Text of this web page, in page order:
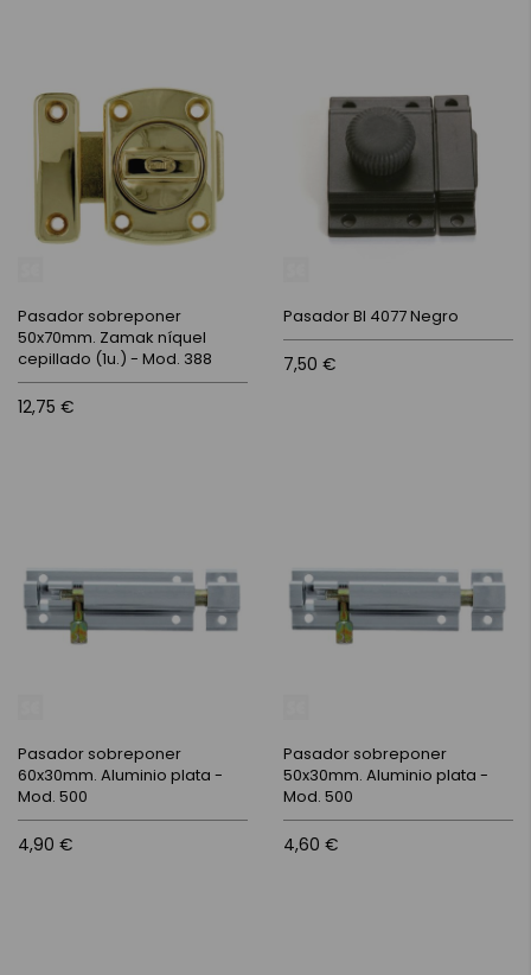
Pasador sobreponer
50x70mm. Zamak níquel
cepillado (1u.) - Mod. 388
12,75 €
Pasador Bl 4077 Negro
7,50 €
Pasador sobreponer
60x30mm. Aluminio plata -
Mod. 500
4,90 €
Pasador sobreponer
50x30mm. Aluminio plata -
Mod. 500
4,60 €